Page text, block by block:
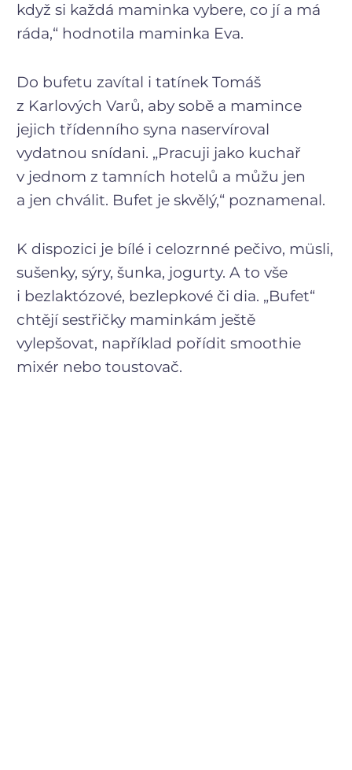
když si každá maminka vybere, co jí a má
ráda,“ hodnotila maminka Eva.
Do bufetu zavítal i tatínek Tomáš
z Karlových Varů, aby sobě a mamince
jejich třídenního syna naservíroval
vydatnou snídani. „Pracuji jako kuchař
v jednom z tamních hotelů a můžu jen
a jen chválit. Bufet je skvělý,“ poznamenal.
K dispozici je bílé i celozrnné pečivo, müsli,
sušenky, sýry, šunka, jogurty. A to vše
i bezlaktózové, bezlepkové či dia. „Bufet“
chtějí sestřičky maminkám ještě
vylepšovat, například pořídit smoothie
mixér nebo toustovač.